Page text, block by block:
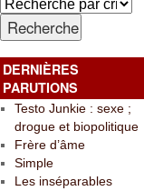
DERNIÈRES
PARUTIONS
Testo Junkie : sexe ;
drogue et biopolitique
Frère d’âme
Simple
Les inséparables